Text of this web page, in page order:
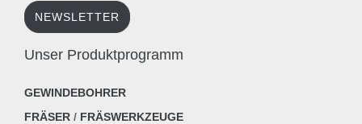
NEWSLETTER
Unser Produktprogramm
GEWINDEBOHRER
FRÄSER / FRÄSWERKZEUGE